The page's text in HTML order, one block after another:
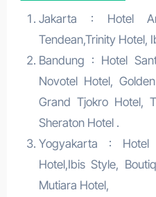
Jakarta : Hotel
Tendean,Trinity Hotel,
Bandung : Hotel
Novotel Hotel,
Grand Tjokro Hotel,
Sheraton Hotel .
Yogyakarta : Hotel
Hotel,Ibis Style,
Mutiara Hotel,